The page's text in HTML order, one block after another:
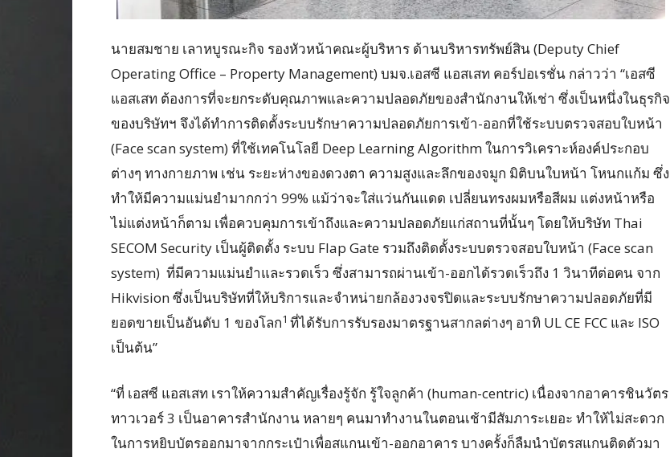
นายสมชาย เลาหบูรณะกิจ รองหัวหน้าคณะผู้บริหาร ด้านบริหารทรัพย์สิน (Deputy Chief
Operating Office – Property Management) บมจ.เอสซี แอสเสท คอร์ปอเรชั่น กล่าวว่า “เอสซี
แอสเสท ต้องการที่จะยกระดับคุณภาพและความปลอดภัยของสำนักงานให้เช่า ซึ่งเป็นหนึ่งในธุรกิจ
ของบริษัทฯ จึงได้ทำการติดตั้งระบบรักษาความปลอดภัยการเข้า-ออกที่ใช้ระบบตรวจสอบใบหน้า
(Face scan system) ที่ใช้เทคโนโลยี Deep Learning Algorithm ในการวิเคราะห์องค์ประกอบ
ต่างๆ ทางกายภาพ เช่น ระยะห่างของดวงตา ความสูงและลึกของจมูก มิติบนใบหน้า โหนกแก้ม ซึ่ง
ทำให้มีความแม่นยำมากกว่า 99% แม้ว่าจะใส่แว่นกันแดด เปลี่ยนทรงผมหรือสีผม แต่งหน้าหรือ
ไม่แต่งหน้าก็ตาม เพื่อควบคุมการเข้าถึงและความปลอดภัยแก่สถานที่นั้นๆ โดยให้บริษัท Thai
SECOM Security เป็นผู้ติดตั้ง ระบบ Flap Gate รวมถึงติดตั้งระบบตรวจสอบใบหน้า (Face scan
system) ที่มีความแม่นยำและรวดเร็ว ซึ่งสามารถผ่านเข้า-ออกได้รวดเร็วถึง 1 วินาทีต่อคน จาก
Hikvision ซึ่งเป็นบริษัทที่ให้บริการและจำหน่ายกล้องวงจรปิดและระบบรักษาความปลอดภัยที่มี
ยอดขายเป็นอันดับ 1 ของโลก1 ที่ได้รับการรับรองมาตรฐานสากลต่างๆ อาทิ UL CE FCC และ ISO
เป็นต้น”
“ที่ เอสซี แอสเสท เราให้ความสำคัญเรื่องรู้จัก รู้ใจลูกค้า (human-centric) เนื่องจากอาคารชินวัตร
ทาวเวอร์ 3 เป็นอาคารสำนักงาน หลายๆ คนมาทำงานในตอนเช้ามีสัมภาระเยอะ ทำให้ไม่สะดวก
ในการหยิบบัตรออกมาจากกระเป๋าเพื่อสแกนเข้า-ออกอาคาร บางครั้งก็ลืมนำบัตรสแกนติดตัวมา